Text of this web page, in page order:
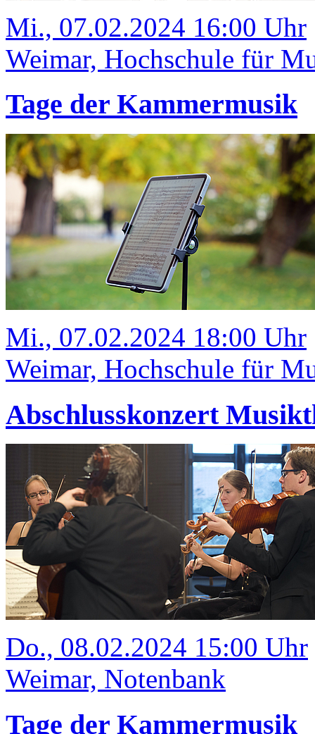
Mi., 07.02.2024 16:00 Uhr
Weimar, Hochschule für
Tage der Kammermusik
Mi., 07.02.2024 18:00 Uhr
Weimar, Hochschule für
Abschlusskonzert
Do., 08.02.2024 15:00 Uhr
Weimar, Notenbank
Tage der Kammermusik